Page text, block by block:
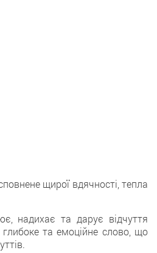
щирої вдячності, тепла
надихає та дарує відчуття
та емоційне слово, що